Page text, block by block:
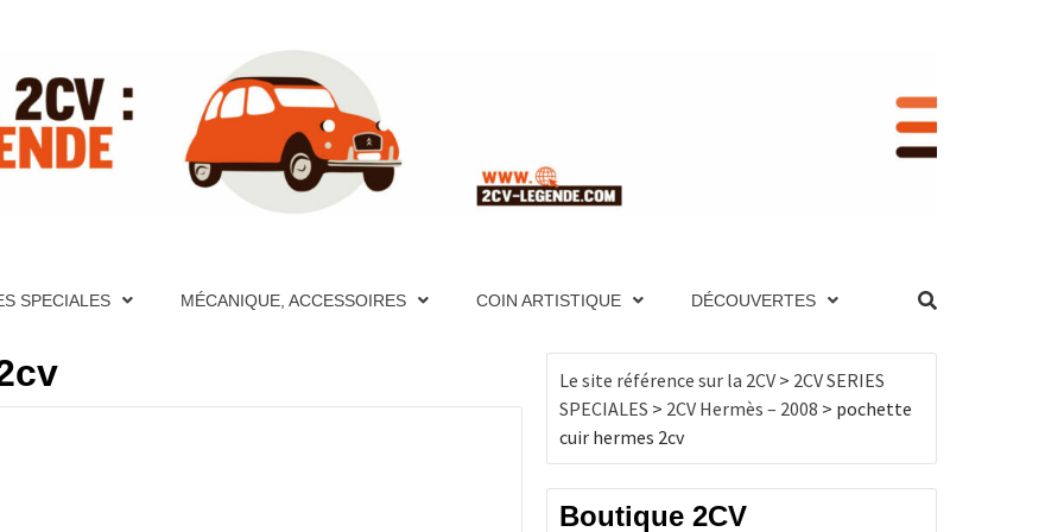
RÉFÉRENCE
LA 2CV
PHOTOS, AIDE MÉCANIQUE ET PAGES TECHNIQUES, MOTEUR, TRANSMISSION, ÉLECTRICITÉ,
DÉTAILLÉES DE TOUTES LES 2CV PAR ANNÉE, BOUTIQUE DE PRODUITS DÉRIVÉS…
SPECIALES MÉCANIQUE, ACCESSOIRES COIN ARTISTIQUE DÉCOUVERTES
Le site référence sur la 2CV > 2CV SERIES
SPECIALES > 2CV Hermès – 2008 > pochette
cuir hermes 2cv
Boutique 2CV